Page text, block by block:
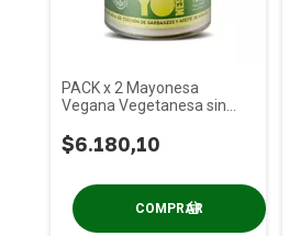
PACK x 2 Mayonesa
Vegana Vegetanesa sin
$6.180,10